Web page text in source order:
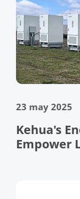
23 may 2025
Kehua's
Empower